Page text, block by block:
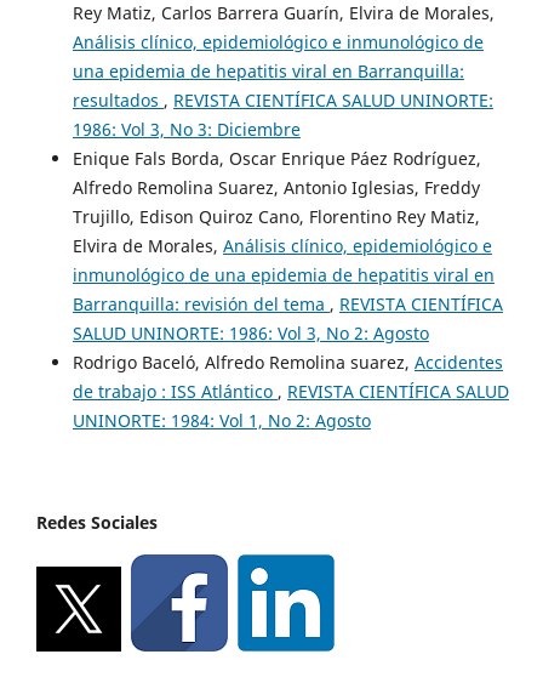
Rey Matiz, Carlos Barrera Guarín, Elvira de Morales,
Análisis clínico, epidemiológico e inmunológico de
una epidemia de hepatitis viral en Barranquilla:
resultados , REVISTA CIENTÍFICA SALUD UNINORTE:
1986: Vol 3, No 3: Diciembre
Enique Fals Borda, Oscar Enrique Páez Rodríguez,
Alfredo Remolina Suarez, Antonio Iglesias, Freddy
Trujillo, Edison Quiroz Cano, Florentino Rey Matiz,
Elvira de Morales, Análisis clínico, epidemiológico e
inmunológico de una epidemia de hepatitis viral en
Barranquilla: revisión del tema , REVISTA CIENTÍFICA
SALUD UNINORTE: 1986: Vol 3, No 2: Agosto
Rodrigo Baceló, Alfredo Remolina suarez, Accidentes
de trabajo : ISS Atlántico , REVISTA CIENTÍFICA SALUD
UNINORTE: 1984: Vol 1, No 2: Agosto
Redes Sociales